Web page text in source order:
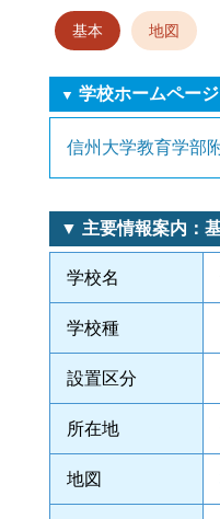
基本 地図
▼ 学校ホームページ
信州大学教育学部
▼ 主要情報案内：
学校名
学校種
設置区分
所在地
地図